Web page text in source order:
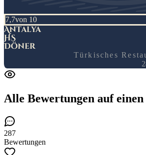
7,7von 10
Antalya
HS
Döner
Türkisches
Alle Bewertungen auf
287
Bewertungen